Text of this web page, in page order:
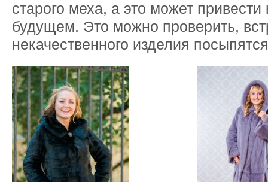
старого меха, а это может привести
будущем. Это можно проверить,
некачественного изделия